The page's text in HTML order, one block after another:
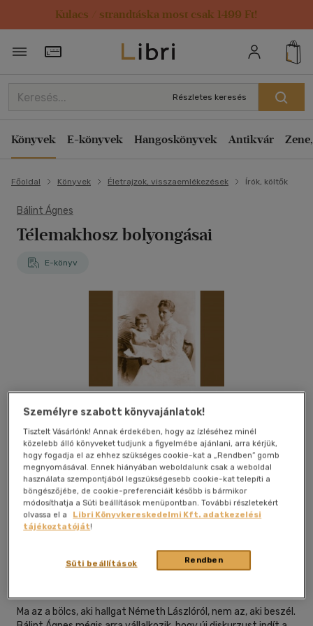
Kulacs / strandtáska most csak 1499 Ft!
Törzsvásárlói Kártya adatai
Részletes keresés
Könyvek E-könyvek Hangoskönyvek Antikvár
Főoldal Könyvek Életrajzok, visszaemlékezések Írók, költők
Bálint Ágnes
Télemakhosz bolyongásai
E-könyv
Beleolvasok
Ma az a bölcs, aki hallgat Németh Lászlóról, nem az, aki beszél.
Személyre szabott könyvajánlatok!
Tisztelt Vásárlónk! Annak érdekében, hogy az ízléséhez minél
közelebb álló könyveket tudjunk a figyelmébe ajánlani, arra kérjük,
hogy fogadja el az ehhez szükséges cookie-kat a „Rendben” gomb
megnyomásával. Ennek hiányában weboldalunk csak a weboldal
használata szempontjából legszükségesebb cookie-kat telepíti a
böngészőjébe, de cookie-preferenciáit később is bármikor
módosíthatja a Süti beállítások menüpontban. További részletekért
olvassa el a
Libri Könyvkereskedelmi Kft. adatkezelési
tájékoztatóját!
Rendben
Süti beállítások